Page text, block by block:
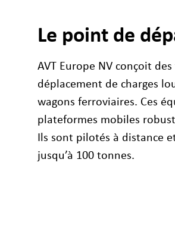
Le point de
AVT Europe NV conçoit
déplacement de charges
wagons ferroviaires. Ces
plateformes mobiles
Ils sont pilotés à distance
jusqu’à 100 tonnes.